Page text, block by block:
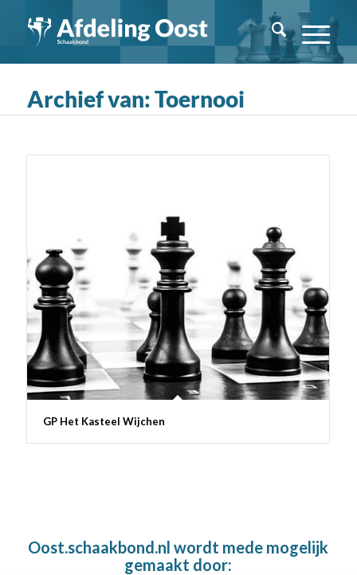
Archief van: Toernooi
GP Het Kasteel Wijchen
Oost.schaakbond.nl wordt mede mogelijk
gemaakt door: